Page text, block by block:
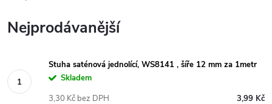
Nejprodávanější
Stuha saténová jednolící, WS8141 , šíře 12 mm za 1metr
Skladem
3,99 Kč
3,30 Kč bez DPH